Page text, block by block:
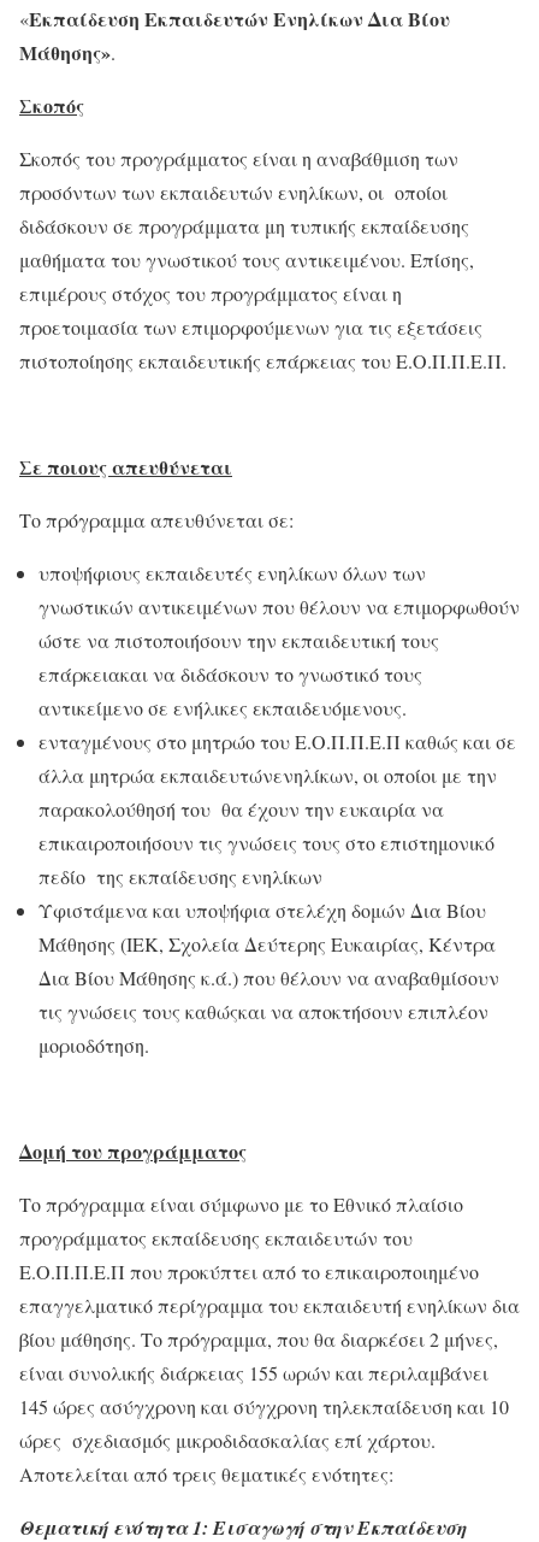
«Εκπαίδευση Εκπαιδευτών Ενηλίκων Δια Βίου
Μάθησης».
Σκοπός
Σκοπός του προγράμματος είναι η αναβάθμιση των
προσόντων των εκπαιδευτών ενηλίκων, οι οποίοι
διδάσκουν σε προγράμματα μη τυπικής εκπαίδευσης
μαθήματα του γνωστικού τους αντικειμένου. Επίσης,
επιμέρους στόχος του προγράμματος είναι η
προετοιμασία των επιμορφούμενων για τις εξετάσεις
πιστοποίησης εκπαιδευτικής επάρκειας του Ε.Ο.Π.Π.Ε.Π.
Σε ποιους απευθύνεται
Το πρόγραμμα απευθύνεται σε:
υποψήφιους εκπαιδευτές ενηλίκων όλων των
γνωστικών αντικειμένων που θέλουν να επιμορφωθούν
ώστε να πιστοποιήσουν την εκπαιδευτική τους
επάρκειακαι να διδάσκουν το γνωστικό τους
αντικείμενο σε ενήλικες εκπαιδευόμενους.
ενταγμένους στο μητρώο του Ε.Ο.Π.Π.Ε.Π καθώς και σε
άλλα μητρώα εκπαιδευτώνενηλίκων, οι οποίοι με την
παρακολούθησή του θα έχουν την ευκαιρία να
επικαιροποιήσουν τις γνώσεις τους στο επιστημονικό
πεδίο της εκπαίδευσης ενηλίκων
Υφιστάμενα και υποψήφια στελέχη δομών Δια Βίου
Μάθησης (ΙΕΚ, Σχολεία Δεύτερης Ευκαιρίας, Κέντρα
Δια Βίου Μάθησης κ.ά.) που θέλουν να αναβαθμίσουν
τις γνώσεις τους καθώςκαι να αποκτήσουν επιπλέον
μοριοδότηση.
Δομή του προγράμματος
Το πρόγραμμα είναι σύμφωνο με το Εθνικό πλαίσιο
προγράμματος εκπαίδευσης εκπαιδευτών του
Ε.Ο.Π.Π.Ε.Π που προκύπτει από το επικαιροποιημένο
επαγγελματικό περίγραμμα του εκπαιδευτή ενηλίκων δια
βίου μάθησης. Το πρόγραμμα, που θα διαρκέσει 2 μήνες,
είναι συνολικής διάρκειας 155 ωρών και περιλαμβάνει
145 ώρες ασύγχρονη και σύγχρονη τηλεκπαίδευση και 10
ώρες σχεδιασμός μικροδιδασκαλίας επί χάρτου.
Αποτελείται από τρεις θεματικές ενότητες:
Θεματική ενότητα 1: Εισαγωγή στην Εκπαίδευση